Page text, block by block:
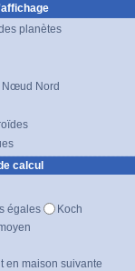
planètes
Nœud Nord
calcul
égales
Koch
en maison suivante